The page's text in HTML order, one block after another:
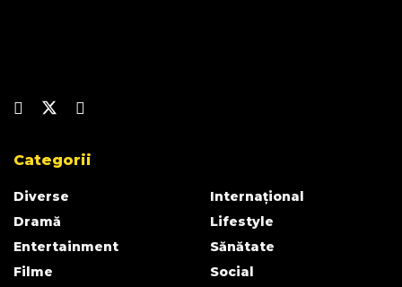
Categorii
Diverse
Dramă
Entertainment
Filme
Internațional
Lifestyle
Sănătate
Social